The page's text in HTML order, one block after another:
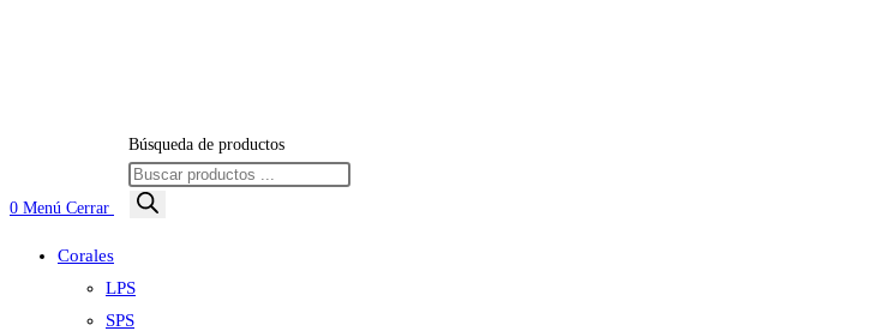
0 Menú Cerrar
Búsqueda de productos
Corales
LPS
SPS